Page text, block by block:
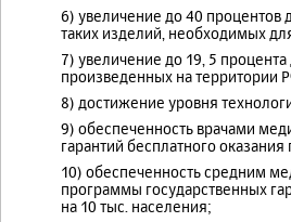
6) увеличение до 40
таких изделий, необходимых
7) увеличение до 19, 5
произведенных на территории
8) достижение уровня
9) обеспеченность врачами
гарантий бесплатного
10) обеспеченность средним
программы государственных
на 10 тыс. населения;